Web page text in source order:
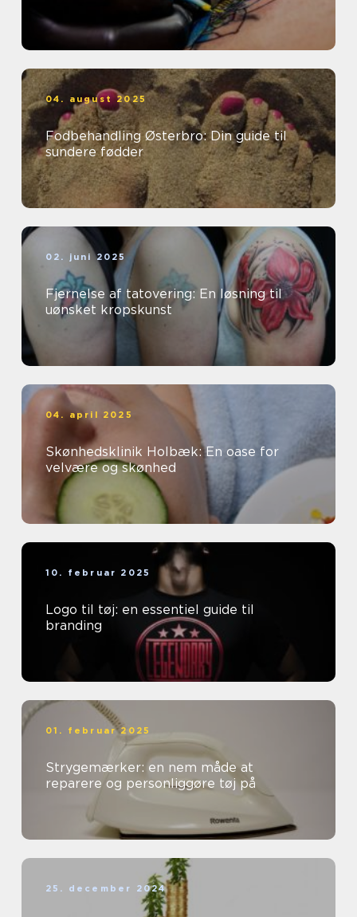
04. august 2025
Fodbehandling Østerbro: Din guide til
sundere fødder
02. juni 2025
Fjernelse af tatovering: En løsning til
uønsket kropskunst
04. april 2025
Skønhedsklinik Holbæk: En oase for
velvære og skønhed
10. februar 2025
Logo til tøj: en essentiel guide til
branding
01. februar 2025
Strygemærker: en nem måde at
reparere og personliggøre tøj på
25. december 2024